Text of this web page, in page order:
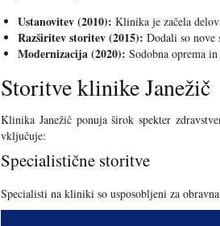
Ustanovitev (2010): Klinika je začela
Razširitev storitev (2015): Dodali so
Modernizacija (2020): Sodobna oprema
Storitve klinike Janežič
Klinika Janežič ponuja širok spekter
vključuje:
Specialistične storitve
Specialisti na kliniki so usposobljeni za